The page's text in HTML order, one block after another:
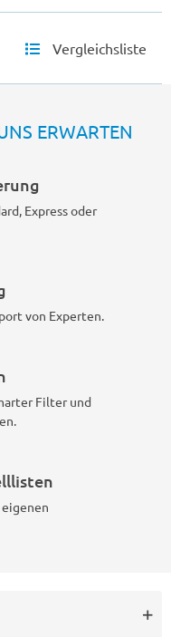
Vergleichsliste
ERWARTEN
Express oder
von Experten.
Filter und